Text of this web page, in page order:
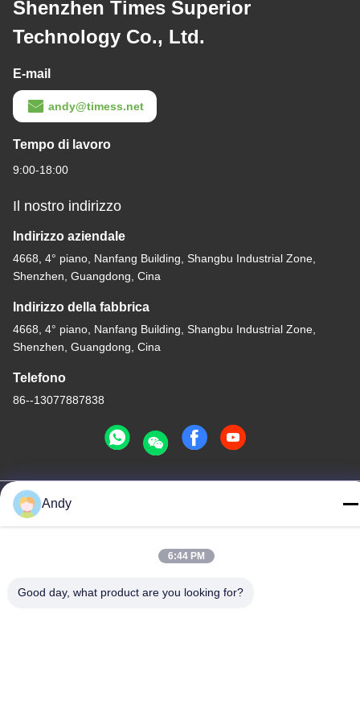
Shenzhen Times Superior
Technology Co., Ltd.
E-mail
andy@timess.net
Tempo di lavoro
9:00-18:00
Il nostro indirizzo
Indirizzo aziendale
4668, 4° piano, Nanfang Building, Shangbu Industrial Zone,
Shenzhen, Guangdong, Cina
Indirizzo della fabbrica
4668, 4° piano, Nanfang Building, Shangbu Industrial Zone,
Shenzhen, Guangdong, Cina
Telefono
86--13077887838
Norme sulla privacy |Mappa del sito
Buona qualità della Cina Caricabatterie senza fili Fornitore. © di
Copyright -2026 Shenzhen Times Superior Technology Co., Ltd. .
Andy
6:44 PM
Good day, what product are you looking for?